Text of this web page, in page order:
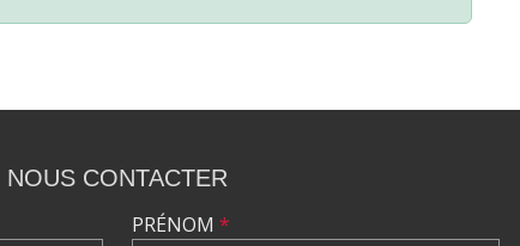
NOUS CONTACTER
PRÉNOM *